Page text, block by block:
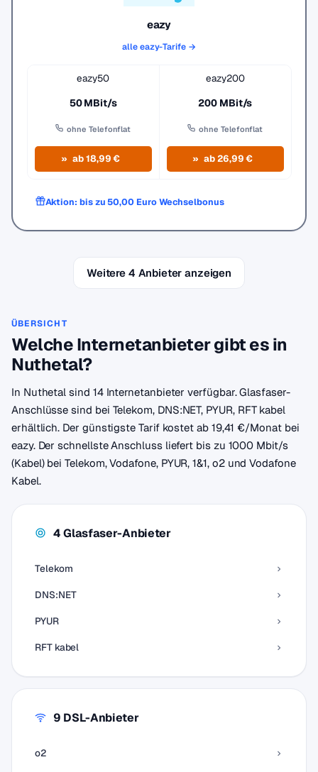
eazy
alle eazy-Tarife →
eazy50
50 MBit/s
ohne Telefonflat
ab 18,99 €
eazy200
200 MBit/s
ohne Telefonflat
ab 26,99 €
Aktion: bis zu 50,00 Euro Wechselbonus
Weitere 4 Anbieter anzeigen
ÜBERSICHT
Welche Internetanbieter gibt es in
Nuthetal?
In Nuthetal sind 14 Internetanbieter verfügbar. Glasfaser-
Anschlüsse sind bei Telekom, DNS:NET, PYUR, RFT kabel
erhältlich. Der günstigste Tarif kostet ab 19,41 €/Monat bei
eazy. Der schnellste Anschluss liefert bis zu 1000 Mbit/s
(Kabel) bei Telekom, Vodafone, PYUR, 1&1, o2 und Vodafone
Kabel.
4 Glasfaser-Anbieter
Telekom
DNS:NET
PYUR
RFT kabel
9 DSL-Anbieter
o2